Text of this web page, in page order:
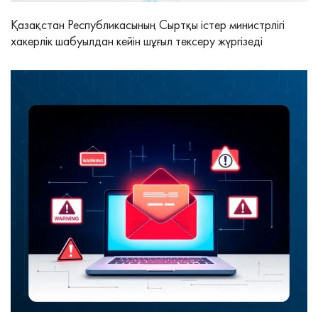
Қазақстан Республикасының Сыртқы істер министрлігі
хакерлік шабуылдан кейін шұғыл тексеру жүргізеді